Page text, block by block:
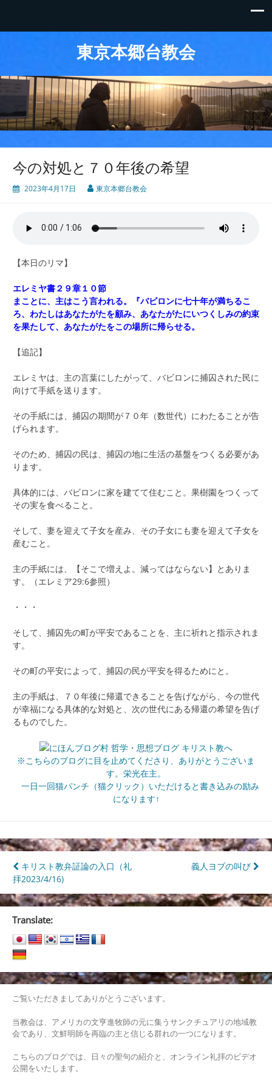
東京本郷台教会
今の対処と７０年後の希望
2023年4月17日 東京本郷台教会
【本日のリマ】
エレミヤ書２９章１０節
まことに、主はこう言われる。『バビロンに七十年が満ちるこ
ろ、わたしはあなたがたを顧み、あなたがたにいつくしみの約束
を果たして、あなたがたをこの場所に帰らせる。
【追記】
エレミヤは、主の言葉にしたがって、バビロンに捕囚された民に
向けて手紙を送ります。
その手紙には、捕囚の期間が７０年（数世代）にわたることが告
げられます。
そのため、捕囚の民は、捕囚の地に生活の基盤をつくる必要があ
ります。
具体的には、バビロンに家を建てて住むこと。果樹園をつくって
その実を食べること。
そして、妻を迎えて子女を産み、その子女にも妻を迎えて子女を
産むこと。
主の手紙には、【そこで増えよ。減ってはならない】とありま
す。（エレミア29:6参照）
・・・
そして、捕囚先の町が平安であることを、主に祈れと指示されま
す。
その町の平安によって、捕囚の民が平安を得るためにと。
主の手紙は、７０年後に帰還できることを告げながら、今の世代
が幸福になる具体的な対処と、次の世代にある帰還の希望を告げ
るものでした。
※こちらのブログに目を止めてくださり、ありがとうございま
す。栄光在主。
一日一回猫パンチ（猫クリック）いただけると書き込みの励み
になります↑
投
稿
ナ
ビ
ゲ
ー
シ
ョ
ン
キリスト教弁証論の入口（礼
拝2023/4/16)
義人ヨブの叫び
Translate:
ご覧いただきましてありがとうございます。
当教会は、アメリカの文亨進牧師の元に集うサンクチュアリの地域教
会であり、文鮮明師を再臨の主と信じる群れの一つになります。
こちらのブログでは、日々の聖句の紹介と、オンライン礼拝のビデオ
公開をいたします。